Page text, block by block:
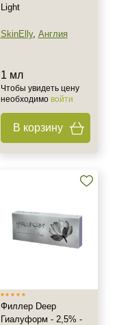
Light
SkinElly, Англия
1 мл
Чтобы увидеть цену
необходимо войти
В корзину
Филлер Deep
Гиалуформ - 2,5% -